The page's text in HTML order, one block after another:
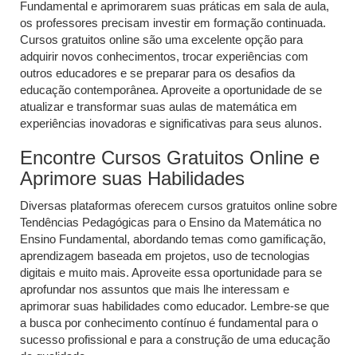
Fundamental e aprimorarem suas práticas em sala de aula,
os professores precisam investir em formação continuada.
Cursos gratuitos online são uma excelente opção para
adquirir novos conhecimentos, trocar experiências com
outros educadores e se preparar para os desafios da
educação contemporânea. Aproveite a oportunidade de se
atualizar e transformar suas aulas de matemática em
experiências inovadoras e significativas para seus alunos.
Encontre Cursos Gratuitos Online e
Aprimore suas Habilidades
Diversas plataformas oferecem cursos gratuitos online sobre
Tendências Pedagógicas para o Ensino da Matemática no
Ensino Fundamental, abordando temas como gamificação,
aprendizagem baseada em projetos, uso de tecnologias
digitais e muito mais. Aproveite essa oportunidade para se
aprofundar nos assuntos que mais lhe interessam e
aprimorar suas habilidades como educador. Lembre-se que
a busca por conhecimento contínuo é fundamental para o
sucesso profissional e para a construção de uma educação